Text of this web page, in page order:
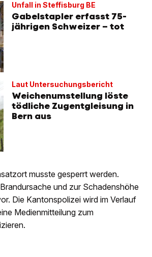
Unfall in Steffisburg BE
Gabelstapler erfasst 75-
jährigen Schweizer – tot
Laut Untersuchungsbericht
Weichenumstellung löste
tödliche Zugentgleisung in
Bern aus
musste gesperrt werden.
und zur Schadenshöhe
Die Kantonspolizei wird im Verlauf
Medienmitteilung zum